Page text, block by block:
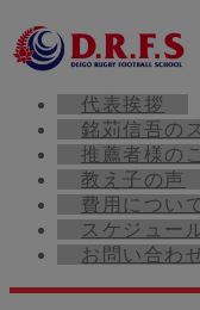
代表挨拶
銘苅信吾の
推薦者様の
教え子の声
費用につい
スケジュー
お問い合わ